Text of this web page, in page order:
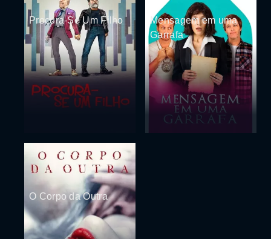
Procura-Se Um Filho
Mensagem em uma
Garrafa
O Corpo da Outra